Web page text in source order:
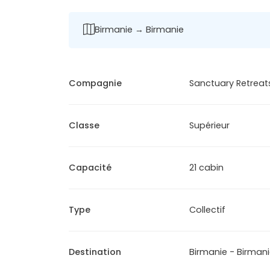
Birmanie → Birmanie
Compagnie Sanctuary
Classe Supérieur
Capacité 21 cabin
Type Collectif
Destination Birmanie -